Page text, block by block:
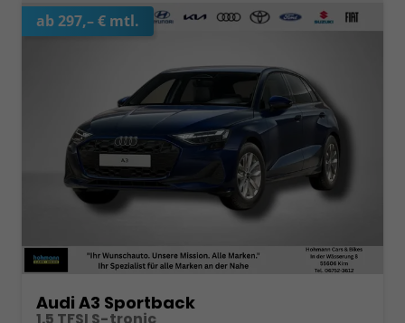
ab 297,– € mtl.
Audi A3 Sportback
1.5 TFSI S-tronic